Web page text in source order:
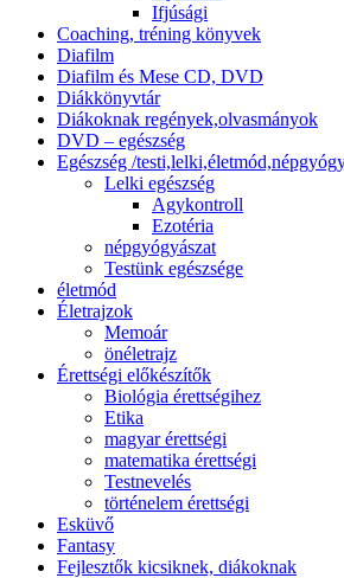
Ifjúsági
Coaching, tréning könyvek
Diafilm
Diafilm és Mese CD, DVD
Diákkönyvtár
Diákoknak regények,olvasmányok
DVD – egészség
Egészség /
Lelki egészség
Agykontroll
Ezotéria
népgyógyászat
Testünk egészsége
életmód
Életrajzok
Memoár
önéletrajz
Érettségi előkészítők
Biológia érettségihez
Etika
magyar érettségi
matematika érettségi
Testnevelés
történelem érettségi
Esküvő
Fantasy
Fejlesztők kicsiknek, diákoknak